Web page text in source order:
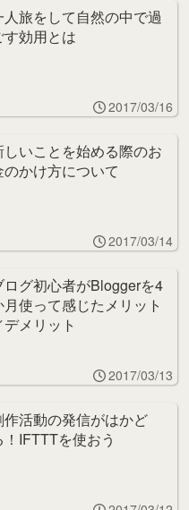
人旅をして自然の中で過
す効用とは
2017/03/16
しいことを始める際のお
のかけ方について
2017/03/14
ログ初心者がBloggerを4
月使って感じたメリット
デメリット
2017/03/13
作活動の発信がはかど
！IFTTTを使おう